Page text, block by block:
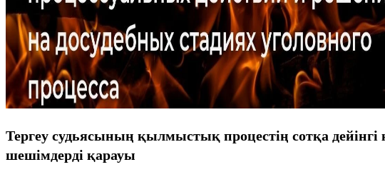
Тергеу судьясының қылмыстық процестің сотқа дейінгі
шешімдерді қарауы